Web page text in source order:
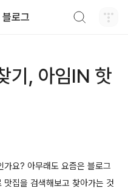
로그
기, 아임IN 핫
가요? 아무래도 요즘은 블로그
집을 검색해보고 찾아가는 것